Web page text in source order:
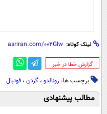
لینک کوتاه:
‌گزارش خطا در خبر
برچسب ها: رونالدو ، گردن ، فوتبال
مطالب پیشنهادی